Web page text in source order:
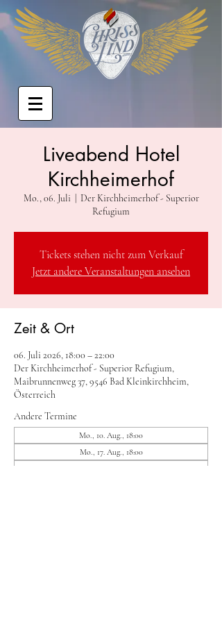
Liveabend Hotel
Kirchheimerhof
Mo., 06. Juli
Der Kirchheimerhof - Superior
Refugium
Tickets stehen nicht zum Verkauf
Jetzt andere Veranstaltungen ansehen
Zeit & Ort
06. Juli 2026, 18:00 – 22:00
Der Kirchheimerhof - Superior Refugium,
Maibrunnenweg 37, 9546 Bad Kleinkirchheim,
Österreich
Andere Termine
Mo., 10. Aug., 18:00
Mo., 17. Aug., 18:00